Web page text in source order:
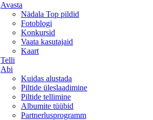
Avasta
Nädala Top pildid
Fotoblogi
Konkursid
Vaata kasutajaid
Kaart
Telli
Abi
Kuidas alustada
Piltide üleslaadimine
Piltide tellimine
Albumite tüübid
Partnerlusprogramm